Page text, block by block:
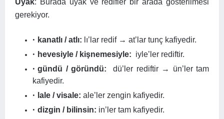
gerekiyor.
kanatlı / atlı: lı’lar redif → at’lar tunç kafiyedir.
hevesiyle / kişnemesiyle: iyle’ler rediftir.
gündü / göründü: dü’ler rediftir → ün’ler tam
kafiyedir.
lale / visale: ale’ler zengin kafiyedir.
dizgin / bilinsin: in’ler tam kafiyedir.